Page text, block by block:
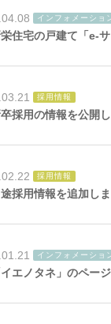
インフォメーショ
住宅の戸建て「e-
採用情報
採用の情報を公開し
採用情報
採用情報を追加しま
インフォメーショ
イエノタネ」のペー